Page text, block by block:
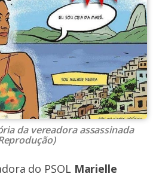
da vereadora assassinada
do PSOL Marielle